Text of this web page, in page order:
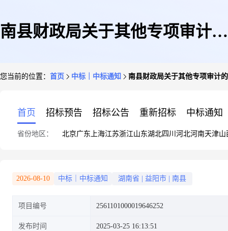
南县财政局关于其他专项审计的
您当前的位置： 首页 中标｜中标通知 南县财政局关于其他专项审计
首页 招标预告 招标公告 重新招标 中标通知
省份地区： 北京广东 上海江苏浙江山东湖北四川 河北河南天津山
2026-08-10 中标｜中标通知 湖南省 益阳市 南县
项目编号 2561101000019646252
发布时间 2025-03-25 16:13:51